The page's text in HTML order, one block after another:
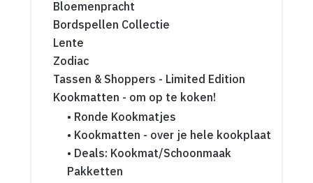
Bloemenpracht
Bordspellen Collectie
Lente
Zodiac
Tassen & Shoppers - Limited Edition
Kookmatten - om op te koken!
• Ronde Kookmatjes
• Kookmatten - over je hele kookplaat
• Deals: Kookmat/Schoonmaak
Pakketten